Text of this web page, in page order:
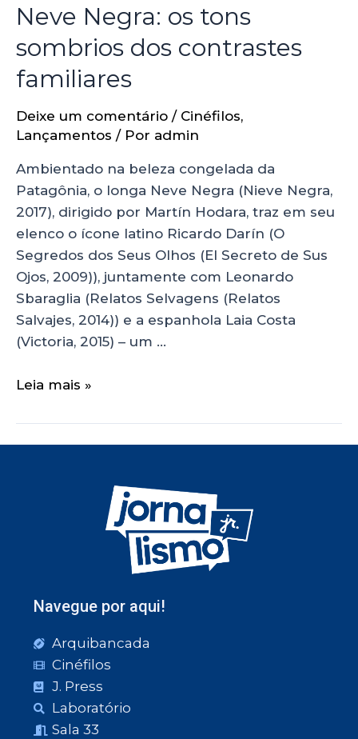
Neve Negra: os tons
sombrios dos contrastes
familiares
Deixe um comentário / Cinéfilos,
Lançamentos / Por admin
Ambientado na beleza congelada da
Patagônia, o longa Neve Negra (Nieve Negra,
2017), dirigido por Martín Hodara, traz em seu
elenco o ícone latino Ricardo Darín (O
Segredos dos Seus Olhos (El Secreto de Sus
Ojos, 2009)), juntamente com Leonardo
Sbaraglia (Relatos Selvagens (Relatos
Salvajes, 2014)) e a espanhola Laia Costa
(Victoria, 2015) – um …
Leia mais »
Navegue por aqui!
Arquibancada
Cinéfilos
J. Press
Laboratório
Sala 33